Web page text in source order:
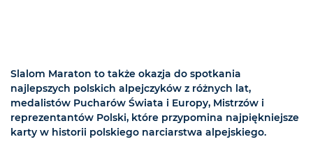
Slalom Maraton to także okazja do spotkania
najlepszych polskich alpejczyków z różnych lat,
medalistów Pucharów Świata i Europy, Mistrzów i
reprezentantów Polski, które przypomina najpiękniejsze
karty w historii polskiego narciarstwa alpejskiego.